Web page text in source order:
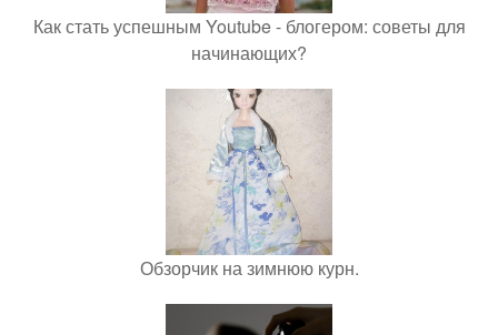
Как стать успешным Youtube - блогером: советы для
начинающих?
Обзорчик на зимнюю курн.